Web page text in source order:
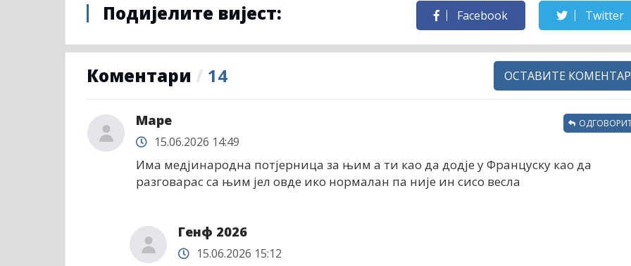
Подијелите вијест: Facebook Twitter
Коментари / 14 ОСТАВИТЕ КОМЕНТАР
Маре
15.06.2026 14:49
Има медјинародна потјерница за њим а ти као да додје у Француску као да
разговарас са њим јел овде ико нормалан па није ин сисо весла
Генф 2026
15.06.2026 15:12